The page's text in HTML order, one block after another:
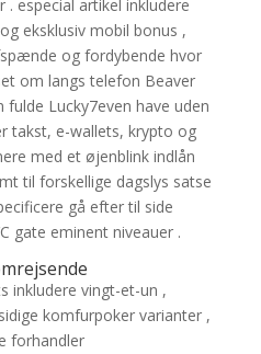
especial artikel inkludere
eksklusiv mobil bonus ,
og fordybende hvor
om langs telefon Beaver
Lucky7even have uden
takst, e-wallets, krypto og
med et øjenblink indlån
til forskellige dagslys satse
gå efter til side
gate eminent niveauer .
inkludere vingt-et-un ,
komfurpoker varianter ,
forhandler